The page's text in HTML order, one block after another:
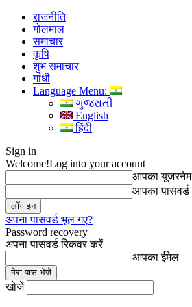
राजनीति
गोलमाल
समाचार
कृषि
शुभ समाचार
गांधी
Language Menu:
ગુજરાતી
English
हिंदी
Sign in
Welcome!Log into your account
आपका यूजरनेम
आपका पासवर्ड
अपना पासवर्ड भूल गए?
Password recovery
अपना पासवर्ड रिकवर करें
आपका ईमेल
खोजें